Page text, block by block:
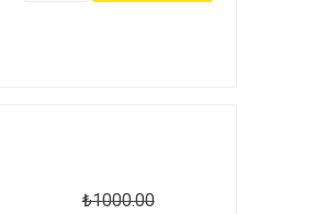
₺1000.00